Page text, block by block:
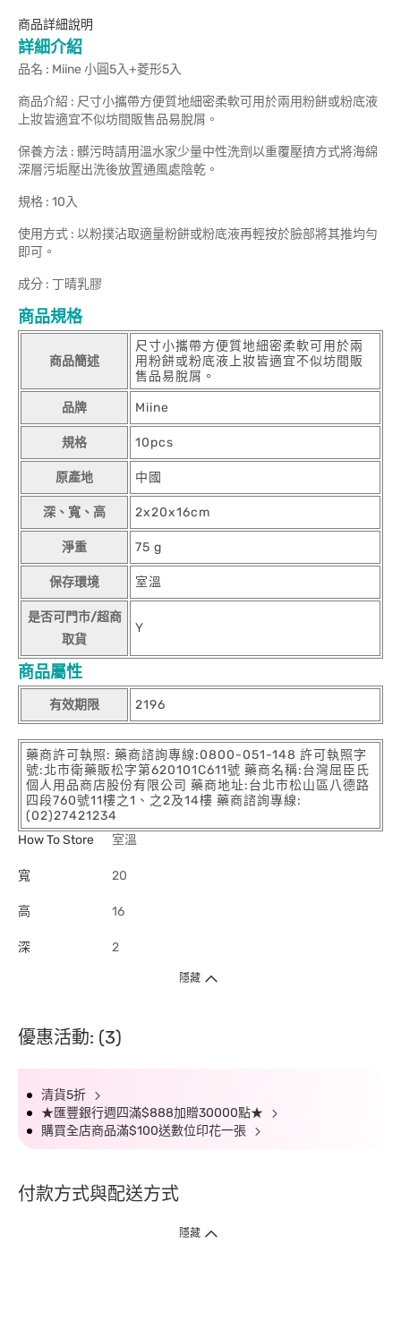
商品詳細說明
詳細介紹
品名 : Miine 小圓5入+菱形5入
商品介紹 : 尺寸小攜帶方便質地細密柔軟可用於兩用粉餅或粉底液
上妝皆適宜不似坊間販售品易脫屑。
保養方法 : 髒污時請用溫水家少量中性洗劑以重覆壓擠方式將海綿
深層污垢壓出洗後放置通風處陰乾。
規格 : 10入
使用方式 : 以粉撲沾取適量粉餅或粉底液再輕按於臉部將其推均勻
即可。
成分 : 丁晴乳膠
商品規格
商品簡述
尺寸小攜帶方便質地細密柔軟可用於兩
用粉餅或粉底液上妝皆適宜不似坊間販
售品易脫屑。
品牌 Miine
規格 10pcs
原產地 中國
深、寬、高 2x20x16cm
淨重 75 g
保存環境 室溫
是否可門市/超商
取貨
Y
商品屬性
有效期限 2196
藥商許可執照: 藥商諮詢專線:0800-051-148 許可執照字
號:北市衛藥販松字第620101C611號 藥商名稱:台灣屈臣氏
個人用品商店股份有限公司 藥商地址:台北市松山區八德路
四段760號11樓之1、之2及14樓 藥商諮詢專線:
(02)27421234
How To Store
室溫
寬 20
高 16
深 2
隱藏
優惠活動: (3)
清貨5折
★匯豐銀行週四滿$888加贈30000點★
購買全店商品滿$100送數位印花一張
付款方式與配送方式
隱藏